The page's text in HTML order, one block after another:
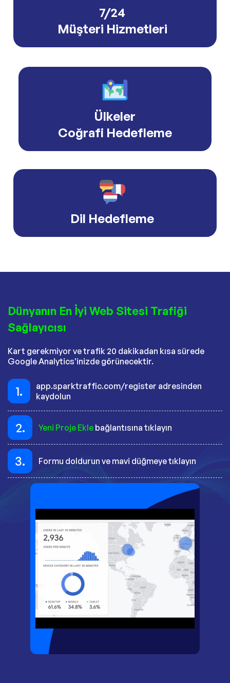
7/24
Müşteri Hizmetleri
Ülkeler
Coğrafi Hedefleme
Dil Hedefleme
Dünyanın En İyi Web Sitesi Trafiği
Sağlayıcısı
Kart gerekmiyor ve trafik 20 dakikadan kısa sürede
Google Analytics'inizde görünecektir.
1.
app.sparktraffic.com/register adresinden
kaydolun
2. Yeni Proje Ekle bağlantısına tıklayın
3. Formu doldurun ve mavi düğmeye tıklayın